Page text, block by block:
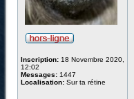
Inscription: 18 Novembre 2020,
12:02
Messages: 1447
Localisation: Sur ta rétine